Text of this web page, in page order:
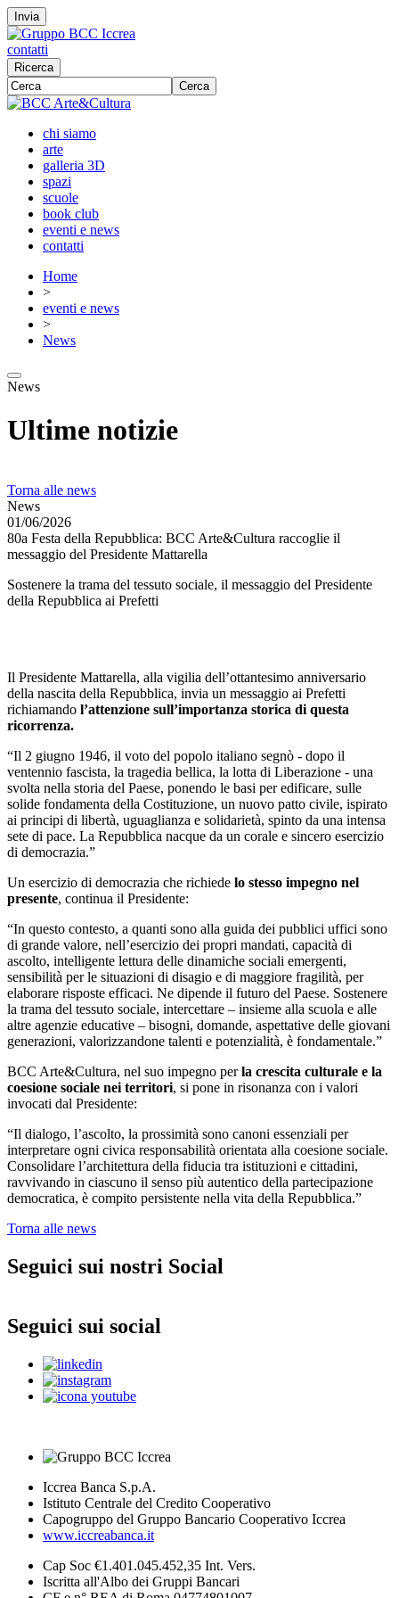
Invia
contatti
Ricerca
Cerca
chi siamo
arte
galleria 3D
spazi
scuole
book club
eventi e news
contatti
Home
>
eventi e news
>
News
News
Ultime notizie
Torna alle news
News
01/06/2026
80a Festa della Repubblica: BCC Arte&Cultura raccoglie il
messaggio del Presidente Mattarella
Sostenere la trama del tessuto sociale, il messaggio del Presidente
della Repubblica ai Prefetti
Il Presidente Mattarella, alla vigilia dell’ottantesimo anniversario
della nascita della Repubblica, invia un messaggio ai Prefetti
richiamando l’attenzione sull’importanza storica di questa
ricorrenza.
“Il 2 giugno 1946, il voto del popolo italiano segnò - dopo il
ventennio fascista, la tragedia bellica, la lotta di Liberazione - una
svolta nella storia del Paese, ponendo le basi per edificare, sulle
solide fondamenta della Costituzione, un nuovo patto civile, ispirato
ai principi di libertà, uguaglianza e solidarietà, spinto da una intensa
sete di pace. La Repubblica nacque da un corale e sincero esercizio
di democrazia.”
Un esercizio di democrazia che richiede lo stesso impegno nel
presente, continua il Presidente:
“In questo contesto, a quanti sono alla guida dei pubblici uffici sono
di grande valore, nell’esercizio dei propri mandati, capacità di
ascolto, intelligente lettura delle dinamiche sociali emergenti,
sensibilità per le situazioni di disagio e di maggiore fragilità, per
elaborare risposte efficaci. Ne dipende il futuro del Paese. Sostenere
la trama del tessuto sociale, intercettare – insieme alla scuola e alle
altre agenzie educative – bisogni, domande, aspettative delle giovani
generazioni, valorizzandone talenti e potenzialità, è fondamentale.”
BCC Arte&Cultura, nel suo impegno perla crescita culturale e la
coesione sociale nei territori, si pone in risonanza con i valori
invocati dal Presidente:
“Il dialogo, l’ascolto, la prossimità sono canoni essenziali per
interpretare ogni civica responsabilità orientata alla coesione sociale.
Consolidare l’architettura della fiducia tra istituzioni e cittadini,
ravvivando in ciascuno il senso più autentico della partecipazione
democratica, è compito persistente nella vita della Repubblica.”
Torna alle news
Seguici sui nostri Social
Seguici sui social
Iccrea Banca S.p.A.
Istituto Centrale del Credito Cooperativo
Capogruppo del Gruppo Bancario Cooperativo Iccrea
www.iccreabanca.it
Cap Soc €1.401.045.452,35 Int. Vers.
Iscritta all'Albo dei Gruppi Bancari